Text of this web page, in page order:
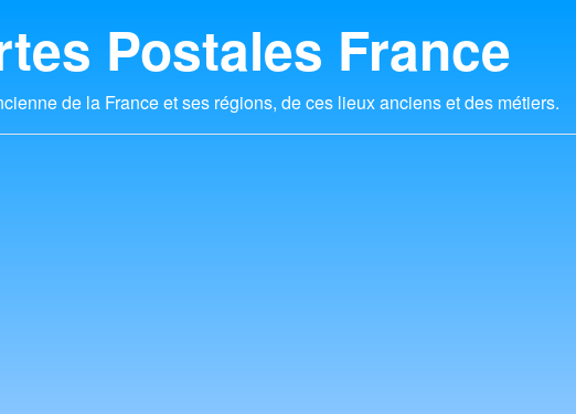
Postales France
de la France et ses régions, de ces lieux anciens et des métiers.